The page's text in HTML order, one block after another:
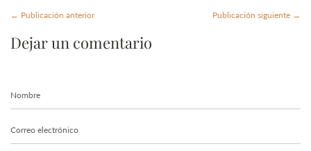
← Publicación anterior Publicación siguiente →
Dejar un comentario
electrónico